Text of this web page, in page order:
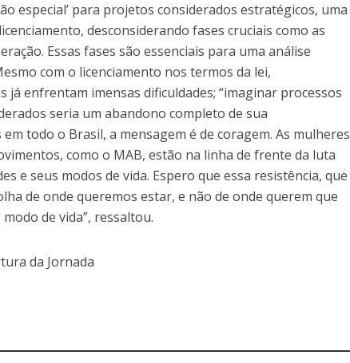
especial’ para projetos considerados estratégicos, uma
desconsiderando fases cruciais como as
Essas fases são essenciais para uma análise
com o licenciamento nos termos da lei,
enfrentam imensas dificuldades; “imaginar processos
seria um abandono completo de sua
todo o Brasil, a mensagem é de coragem. As mulheres
como o MAB, estão na linha de frente da luta
e seus modos de vida. Espero que essa resistência, que
de onde queremos estar, e não de onde querem que
de vida”, ressaltou.
da Jornada